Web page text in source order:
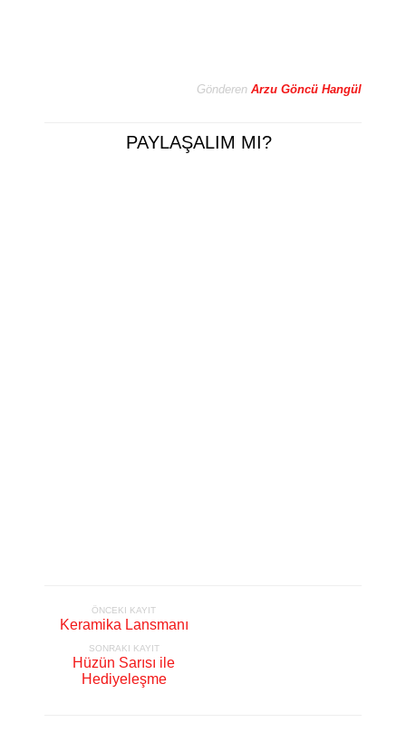
Gönderen Arzu Göncü Hangül
PAYLAŞALIM MI?
ÖNCEKI KAYIT
Keramika Lansmanı
SONRAKI KAYIT
Hüzün Sarısı ile
Hediyeleşme